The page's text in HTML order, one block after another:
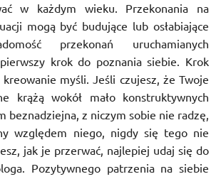
w każdym wieku. Przekonania na
mogą być budujące lub osłabiające
przekonań uruchamianych
krok do poznania siebie. Krok
myśli. Jeśli czujesz, że Twoje
krążą wokół mało konstruktywnych
beznadziejna, z niczym sobie nie radzę,
względem niego, nigdy się tego nie
jak je przerwać, najlepiej udaj się do
Pozytywnego patrzenia na siebie